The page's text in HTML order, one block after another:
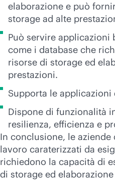
elaborazione e può
storage ad alte
Può servire applicazioni
come i database che
risorse di storage ed
prestazioni.
Supporta le applicazioni
Dispone di funzionalità
resilienza, efficienza e
In conclusione, le
lavoro caraterizzati da
richiedono la capacità di
di storage ed